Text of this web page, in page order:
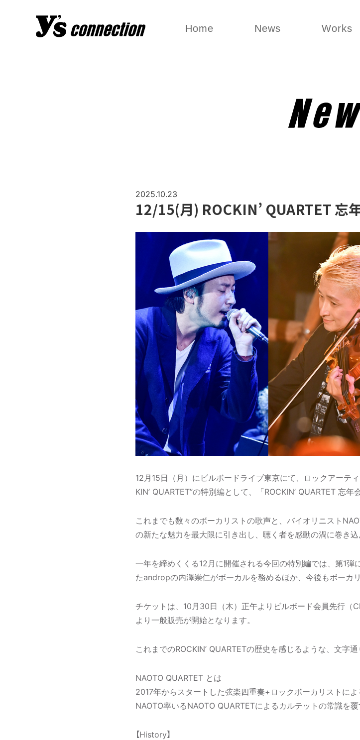
Home News Works
2025.10.23
12/15(月) ROCKIN’ QUARTET 忘
12月15日（月）にビルボードライブ東京にて、ロックアーテ
KIN’ QUARTET”の特別編として、「ROCKIN’ QUARTET 忘年
これまでも数々のボーカリストの歌声と、バイオリニスト
の新たな魅力を最大限に引き出し、聴く者を感動の渦に巻き込
一年を締めくくる12月に開催される今回の特別編では、第1
たandropの内澤崇仁がボーカルを務めるほか、今後もボーカ
チケットは、10月30日（木）正午よりビルボード会員先行（
より一般販売が開始となります。
これまでのROCKIN’ QUARTETの歴史を感じるような、文字
NAOTO QUARTET とは
2017年からスタートした弦楽四重奏+ロックボーカリストによ
NAOTO率いるNAOTO QUARTETによるカルテットの常識を覆
【History】